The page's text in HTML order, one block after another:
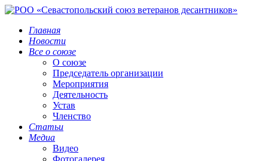
Главная
Новости
Все о союзе
О союзе
Председатель организации
Мероприятия
Деятельность
Устав
Членство
Статьи
Медиа
Видео
Фотогалерея